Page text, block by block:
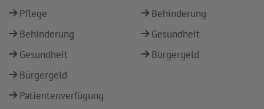
Pflege
Behinderung
Gesundheit
Bürgergeld
Patientenverfügung
Behinderung
Gesundheit
Bürgergeld